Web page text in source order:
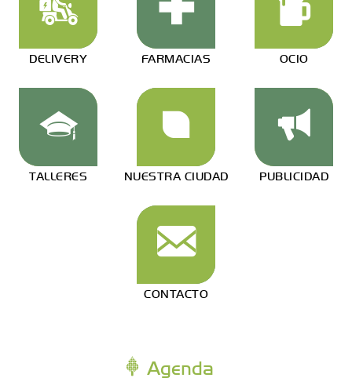
DELIVERY FARMACIAS OCIO
TALLERES NUESTRA CIUDAD PUBLICIDAD
CONTACTO
Agenda